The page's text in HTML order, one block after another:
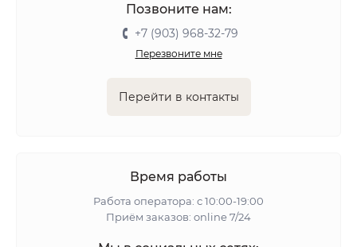
Позвоните нам:
+7 (903) 968-32-79
Перезвоните мне
Перейти в контакты
Время работы
Работа оператора: с 10:00-19:00
Приём заказов: online 7/24